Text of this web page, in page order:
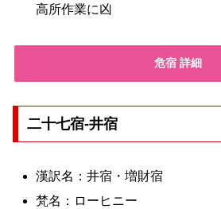
高所作業に凶
危宿 詳細
二十七宿-井宿
漢訳名：井宿・増財宿
梵名：ローヒニー